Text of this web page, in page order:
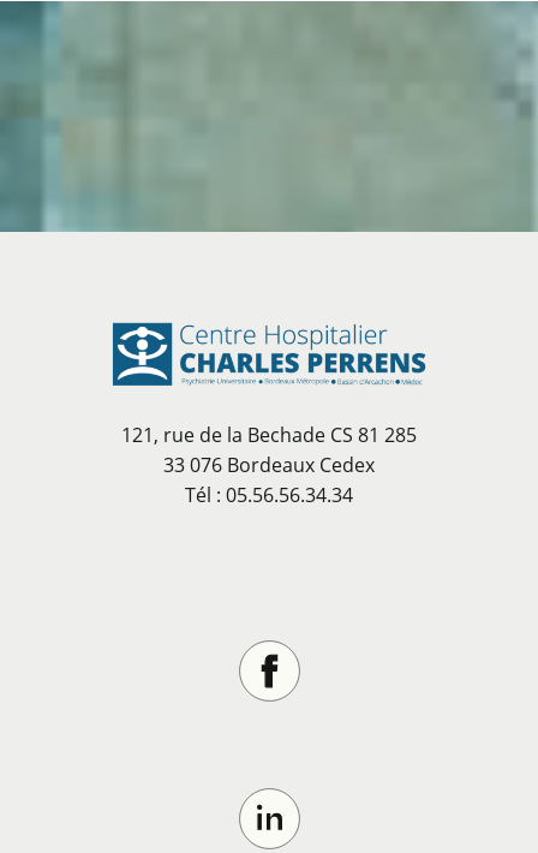
121, rue de la Bechade CS 81 285
33 076 Bordeaux Cedex
Tél : 05.56.56.34.34